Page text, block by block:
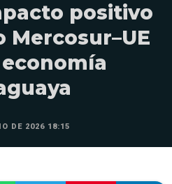
positivo
Mercosur–UE
DE 2026 18:15